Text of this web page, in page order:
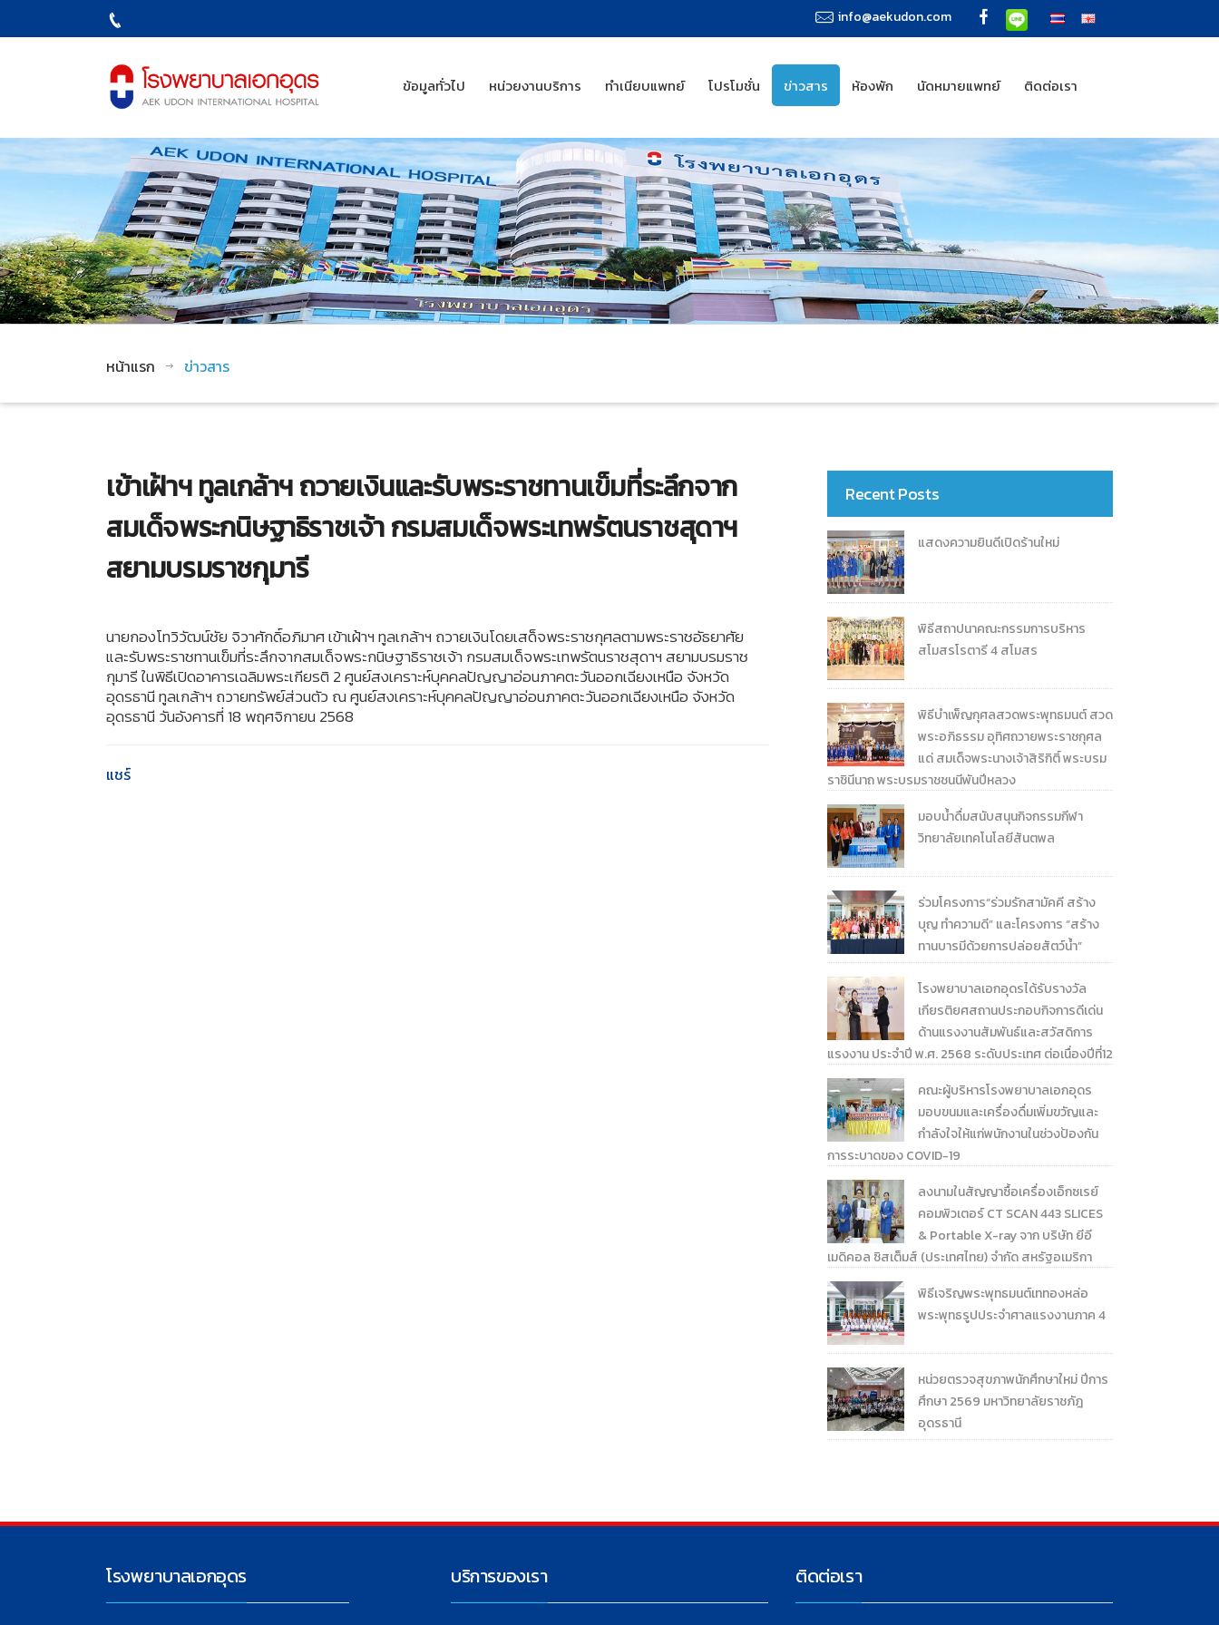
info@aekudon.com
ข้อมูลทั่วไป หน่วยงานบริการ ทำเนียบแพทย์ โปรโมชั่น ข่าวสาร ห้องพัก นัดหมายแพทย์ ติดต่อเรา
หน้าแรก ข่าวสาร
เข้าเฝ้าฯ ทูลเกล้าฯ ถวายเงินและรับพระราชทานเข็มที่ระลึกจาก
สมเด็จพระกนิษฐาธิราชเจ้า กรมสมเด็จพระเทพรัตนราชสุดาฯ
สยามบรมราชกุมารี
นายกองโทวิวัฒน์ชัย จิวาศักดิ์อภิมาศ เข้าเฝ้าฯ ทูลเกล้าฯ ถวายเงินโดยเสด็จพระราชกุศลตามพระราชอัธยาศัย
และรับพระราชทานเข็มที่ระลึกจากสมเด็จพระกนิษฐาธิราชเจ้า กรมสมเด็จพระเทพรัตนราชสุดาฯ สยามบรมราช
กุมารี ในพิธีเปิดอาคารเฉลิมพระเกียรติ 2 ศูนย์สงเคราะห์บุคคลปัญญาอ่อนภาคตะวันออกเฉียงเหนือ จังหวัด
อุดรธานี ทูลเกล้าฯ ถวายทรัพย์ส่วนตัว ณ ศูนย์สงเคราะห์บุคคลปัญญาอ่อนภาคตะวันออกเฉียงเหนือ จังหวัด
อุดรธานี วันอังคารที่ 18 พฤศจิกายน 2568
แชร์
Recent Posts
แสดงความยินดีเปิดร้านใหม่
พิธีสถาปนาคณะกรรมการบริหาร
สโมสรโรตารี 4 สโมสร
พิธีบำเพ็ญกุศลสวดพระพุทธมนต์ สวด
พระอภิธรรม อุทิศถวายพระราชกุศล
แด่ สมเด็จพระนางเจ้าสิริกิติ์ พระบรม
ราชินีนาถ พระบรมราชชนนีพันปีหลวง
มอบน้ำดื่มสนับสนุนกิจกรรมกีฬา
วิทยาลัยเทคโนโลยีสันตพล
ร่วมโครงการ“ร่วมรักสามัคคี สร้าง
บุญ ทำความดี” และโครงการ “สร้าง
ทานบารมีด้วยการปล่อยสัตว์น้ำ”
โรงพยาบาลเอกอุดรได้รับรางวัล
เกียรติยศสถานประกอบกิจการดีเด่น
ด้านแรงงานสัมพันธ์และสวัสดิการ
แรงงาน ประจำปี พ.ศ. 2568 ระดับประเทศ ต่อเนื่องปีที่12
คณะผู้บริหารโรงพยาบาลเอกอุดร
มอบขนมและเครื่องดื่มเพิ่มขวัญและ
กำลังใจให้แก่พนักงานในช่วงป้องกัน
การระบาดของ COVID-19
ลงนามในสัญญาซื้อเครื่องเอ็กซเรย์
คอมพิวเตอร์ CT SCAN 443 SLICES
& Portable X-ray จาก บริษัท ยีอี
เมดิคอล ซิสเต็มส์ (ประเทศไทย) จำกัด สหรัฐอเมริกา
พิธีเจริญพระพุทธมนต์เททองหล่อ
พระพุทธรูปประจำศาลแรงงานภาค 4
หน่วยตรวจสุขภาพนักศึกษาใหม่ ปีการ
ศึกษา 2569 มหาวิทยาลัยราชภัฎ
อุดรธานี
โรงพยาบาลเอกอุดร บริการของเรา ติดต่อเรา